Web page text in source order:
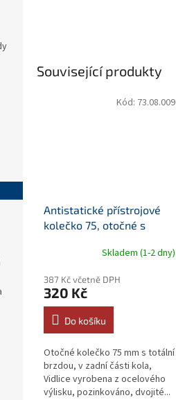
Související produkty
Antistatické přístrojové
kolečko 75, otočné s
Skladem (1-2 dny)
387 Kč včetně DPH
320 Kč
Do košíku
Otočné kolečko 75 mm s totální
brzdou, v zadní části kola,
Vidlice vyrobena z ocelového
výlisku, pozinkováno, dvojité...
Kód: 73.08.009